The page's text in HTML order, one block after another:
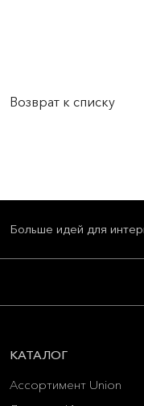
Возврат к списку
Больше идей для
КАТАЛОГ
Ассортимент Union